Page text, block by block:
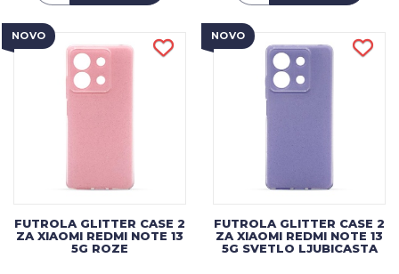
NOVO
FUTROLA GLITTER CASE 2
ZA XIAOMI REDMI NOTE 13
5G ROZE
NOVO
FUTROLA GLITTER CASE 2
ZA XIAOMI REDMI NOTE 13
5G SVETLO LJUBICASTA